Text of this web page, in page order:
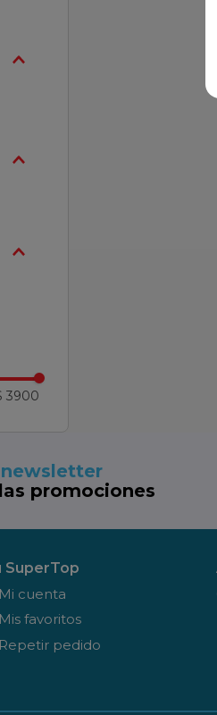
3900
promociones
SuperTop
Mi cuenta
Mis favoritos
Repetir pedido